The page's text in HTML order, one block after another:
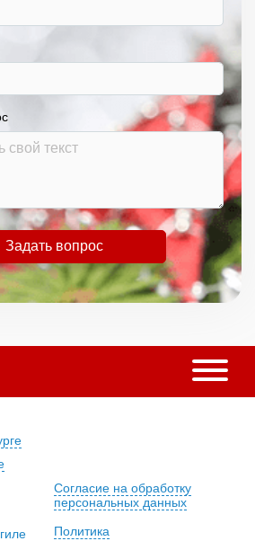
Задать вопрос
Согласие на обработку
персональных данных
Политика